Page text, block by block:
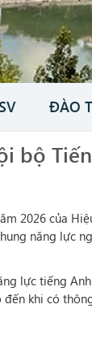
ĐÀO
bộ
2026 của
năng lực
lực tiếng
khi có